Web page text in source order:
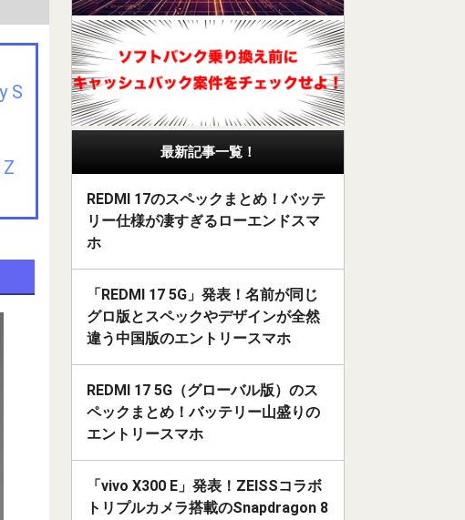
S
最新記事一覧！
REDMI 17のスペックまとめ！バッテ
リー仕様が凄すぎるローエンドスマ
ホ
「REDMI 17 5G」発表！名前が同じ
グロ版とスペックやデザインが全然
違う中国版のエントリースマホ
REDMI 17 5G（グローバル版）のス
ペックまとめ！バッテリー山盛りの
エントリースマホ
「vivo X300 E」発表！ZEISSコラボ
トリプルカメラ搭載のSnapdragon 8